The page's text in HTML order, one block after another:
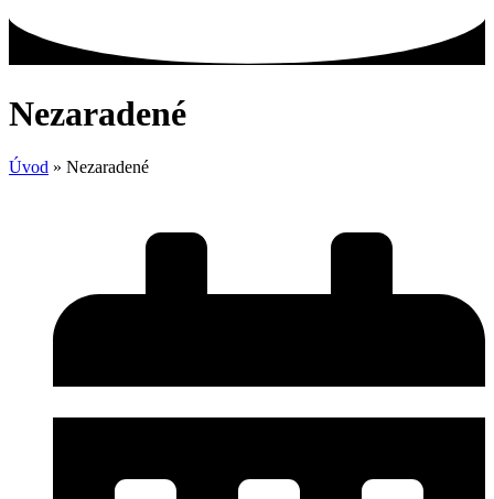
Nezaradené
Úvod » Nezaradené